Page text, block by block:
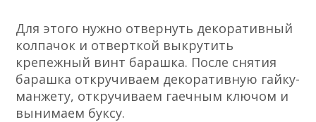
Для этого нужно отвернуть декоративный
колпачок и отверткой выкрутить
крепежный винт барашка. После снятия
барашка откручиваем декоративную гайку-
манжету, откручиваем гаечным ключом и
вынимаем буксу.